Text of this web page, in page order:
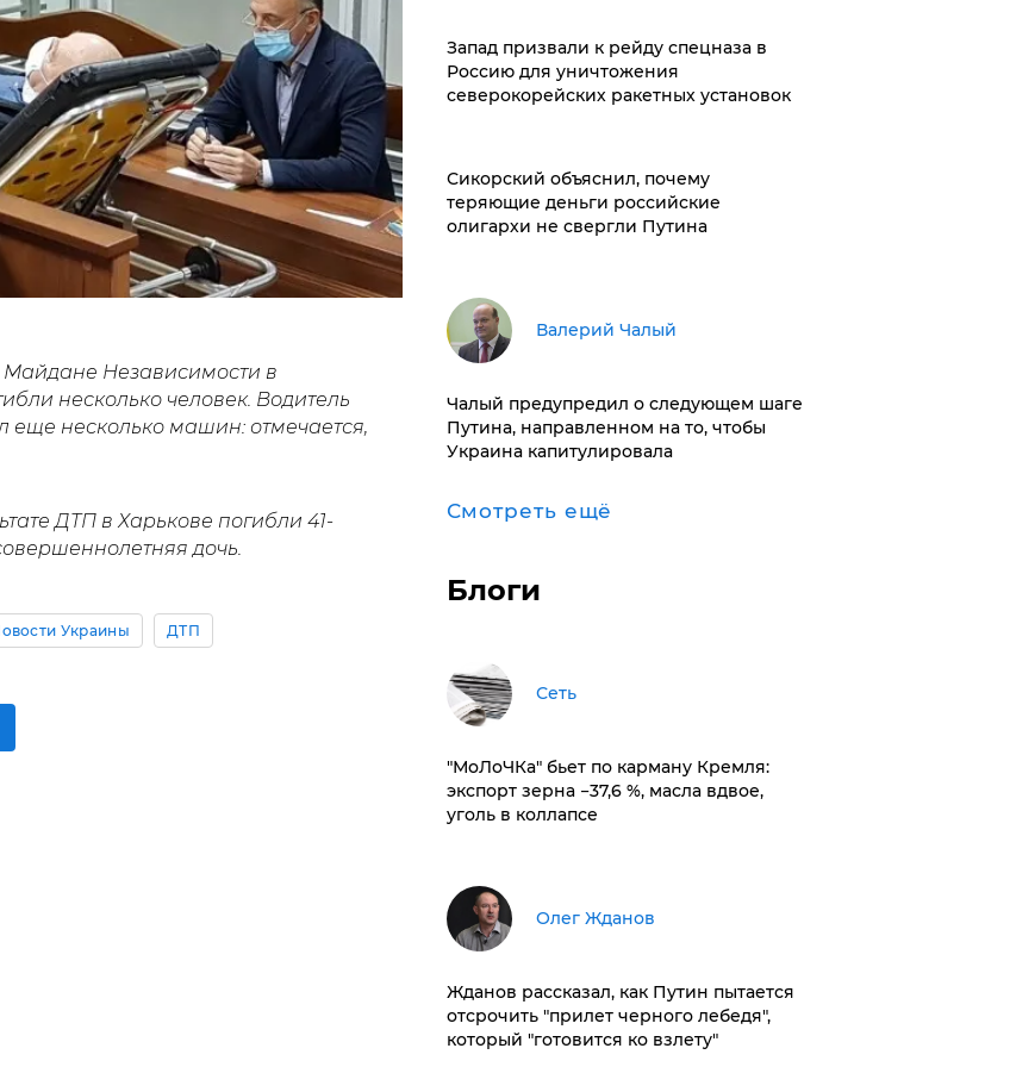
Майдане Независимости в
несколько человек. Водитель
еще несколько машин: отмечается,
ДТП в Харькове погибли 41-
дочь.
Украины ДТП
Запад призвали к рейду спецназа в
Россию для уничтожения
северокорейских ракетных установок
Сикорский объяснил, почему
теряющие деньги российские
олигархи не свергли Путина
Валерий Чалый
Чалый предупредил о следующем шаге
Путина, направленном на то, чтобы
Украина капитулировала
Смотреть ещё
Блоги
Сеть
​"МоЛоЧКа" бьет по карману Кремля:
экспорт зерна −37,6 %, масла вдвое,
уголь в коллапсе
Олег Жданов
Жданов рассказал, как Путин пытается
отсрочить "прилет черного лебедя",
который "готовится ко взлету"